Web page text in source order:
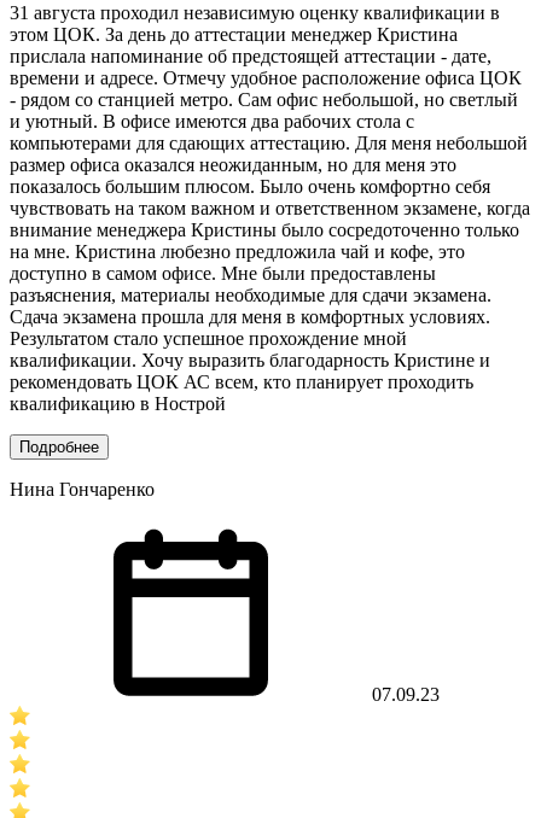
31 августа проходил независимую оценку квалификации в
этом ЦОК. За день до аттестации менеджер Кристина
прислала напоминание об предстоящей аттестации - дате,
времени и адресе. Отмечу удобное расположение офиса ЦОК
- рядом со станцией метро. Сам офис небольшой, но светлый
и уютный. В офисе имеются два рабочих стола с
компьютерами для сдающих аттестацию. Для меня небольшой
размер офиса оказался неожиданным, но для меня это
показалось большим плюсом. Было очень комфортно себя
чувствовать на таком важном и ответственном экзамене, когда
внимание менеджера Кристины было сосредоточенно только
на мне. Кристина любезно предложила чай и кофе, это
доступно в самом офисе. Мне были предоставлены
разъяснения, материалы необходимые для сдачи экзамена.
Сдача экзамена прошла для меня в комфортных условиях.
Результатом стало успешное прохождение мной
квалификации. Хочу выразить благодарность Кристине и
рекомендовать ЦОК АС всем, кто планирует проходить
квалификацию в Нострой
Подробнее
Нина Гончаренко
07.09.23